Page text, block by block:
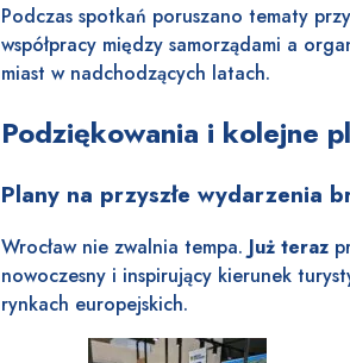
Podczas spotkań poruszano tematy
współpracy między samorządami a
miast w nadchodzących latach.
Podziękowania i kolejne
Plany na przyszłe wydarzenia
Wrocław nie zwalnia tempa. Już teraz
nowoczesny i inspirujący kierunek
rynkach europejskich.